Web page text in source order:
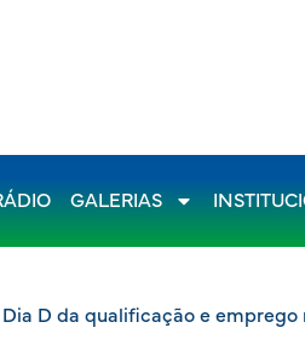
GALERIAS
D da qualificação e emprego